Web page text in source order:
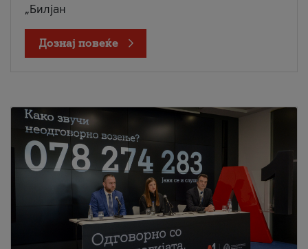
„Билјан
Дознај повеќе